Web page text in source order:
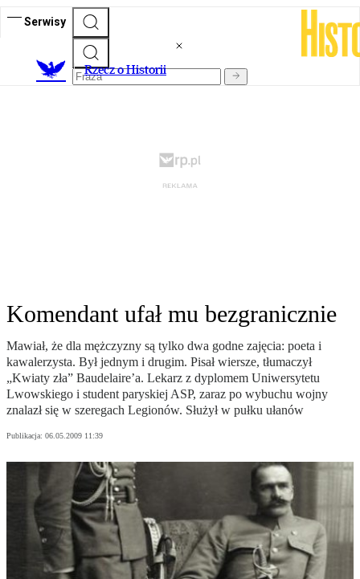
Serwisy
Rzecz o Historii
Komendant ufał mu bezgranicznie
Mawiał, że dla mężczyzny są tylko dwa godne zajęcia: poeta i
kawalerzysta. Był jednym i drugim. Pisał wiersze, tłumaczył
„Kwiaty zła” Baudelaire’a. Lekarz z dyplomem Uniwersytetu
Lwowskiego i student paryskiej ASP, zaraz po wybuchu wojny
znalazł się w szeregach Legionów. Służył w pułku ułanów
Publikacja: 06.05.2009 11:39